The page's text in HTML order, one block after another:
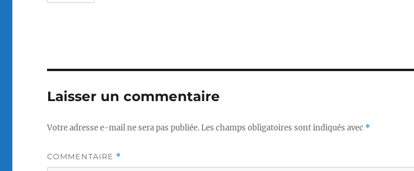
Laisser un commentaire
Votre adresse e-mail ne sera pas publiée.Les champs obligatoires sont indiqués avec *
COMMENTAIRE *